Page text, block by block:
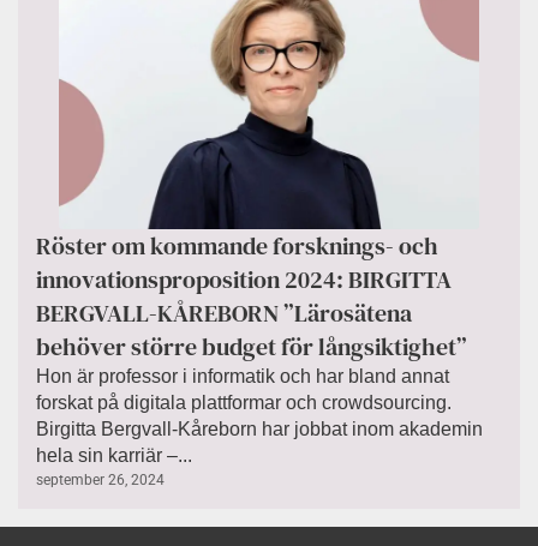
Röster om kommande forsknings- och
innovationsproposition 2024: BIRGITTA
BERGVALL-KÅREBORN ”Lärosätena
behöver större budget för långsiktighet”
Hon är professor i informatik och har bland annat
forskat på digitala plattformar och crowdsourcing.
Birgitta Bergvall-Kåreborn har jobbat inom akademin
hela sin karriär –...
september 26, 2024